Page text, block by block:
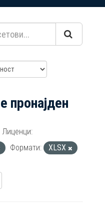
пронајден
Лиценци:
Формати:
XLSX